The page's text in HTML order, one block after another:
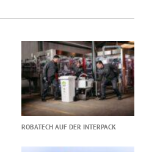
ROBATECH AUF DER INTERPACK